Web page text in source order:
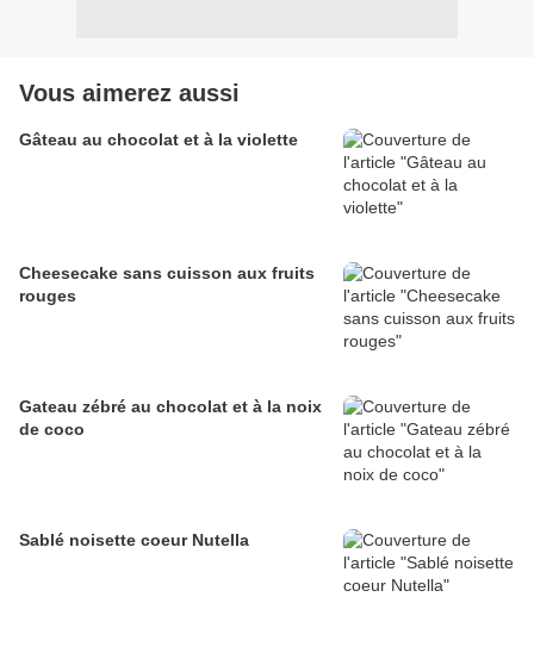
Vous aimerez aussi
Gâteau au chocolat et à la violette
Cheesecake sans cuisson aux fruits
rouges
Gateau zébré au chocolat et à la noix
de coco
Sablé noisette coeur Nutella